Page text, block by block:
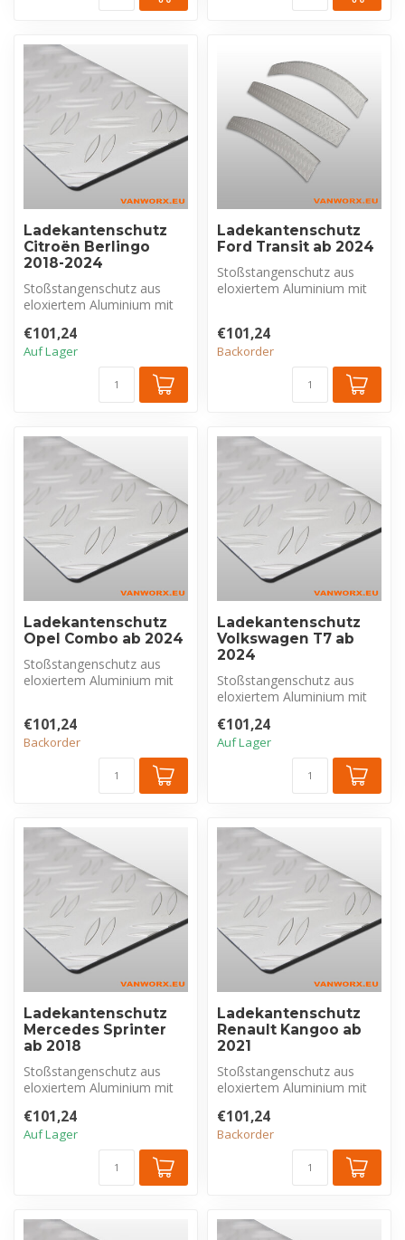
Ladekantenschutz
Citroën Berlingo
2018-2024
Stoßstangenschutz aus
eloxiertem Aluminium mit
C...
€101,24
Auf Lager
Ladekantenschutz
Ford Transit ab 2024
Stoßstangenschutz aus
eloxiertem Aluminium mit
€101,24
Backorder
Ladekantenschutz
Opel Combo ab 2024
Stoßstangenschutz aus
eloxiertem Aluminium mit
€101,24
Backorder
Ladekantenschutz
Volkswagen T7 ab
2024
Stoßstangenschutz aus
eloxiertem Aluminium mit
V...
€101,24
Auf Lager
Ladekantenschutz
Mercedes Sprinter
ab 2018
Stoßstangenschutz aus
eloxiertem Aluminium mit
M...
€101,24
Auf Lager
Ladekantenschutz
Renault Kangoo ab
2021
Stoßstangenschutz aus
eloxiertem Aluminium mit
R...
€101,24
Backorder